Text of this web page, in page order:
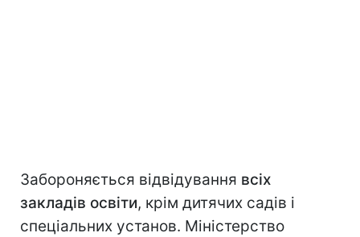
Забороняється відвідування всіх
закладів освіти, крім дитячих садів і
спеціальних установ. Міністерство